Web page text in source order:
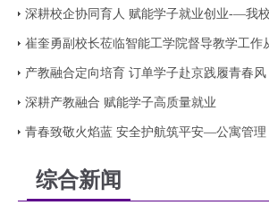
深耕校企协同育人 赋能学子就业创业-—我校
崔奎勇副校长莅临智能工学院督导教学工作
产教融合定向培育 订单学子赴京践履青春风
深耕产教融合 赋能学子高质量就业
青春致敬火焰蓝 安全护航筑平安—公寓管理
综合新闻